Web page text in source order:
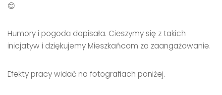
😊
Humory i pogoda dopisała. Cieszymy się z takich
inicjatyw i dziękujemy Mieszkańcom za zaangażowanie.
Efekty pracy widać na fotografiach poniżej.